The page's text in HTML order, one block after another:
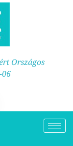
Országos